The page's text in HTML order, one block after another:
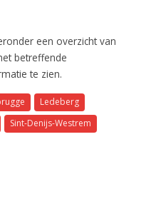
een overzicht van
betreffende
te zien.
Ledeberg
Sint-Denijs-Westrem